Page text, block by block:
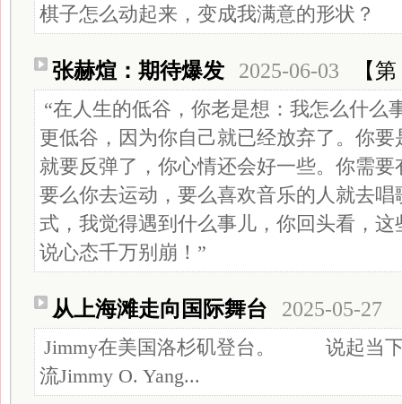
棋子怎么动起来，变成我满意的形状？
张赫煊：期待爆发 2025-06-03 【
“在人生的低谷，你老是想：我怎么什么
更低谷，因为你自己就已经放弃了。你
就要反弹了，你心情还会好一些。你需
要么你去运动，要么喜欢音乐的人就去
式，我觉得遇到什么事儿，你回头看，
说心态千万别崩！”
从上海滩走向国际舞台 2025-05-27
Jimmy在美国洛杉矶登台。 说起当下
流Jimmy O. Yang...